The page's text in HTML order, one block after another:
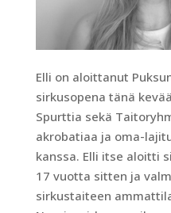
Elli on aloittanut
sirkusopena tänä
Spurttia sekä
akrobatiaa ja oma-
kanssa. Elli itse aloitti
17 vuotta sitten ja
sirkustaiteen